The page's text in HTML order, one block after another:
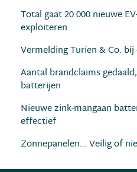
Total gaat 20.000 nieuwe
exploiteren
Vermelding Turien & Co.
Aantal brandclaims
batterijen
Nieuwe zink-mangaan
effectief
Zonnepanelen… Veilig of